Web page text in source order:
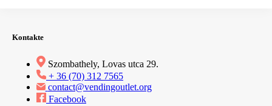
Kontakte
Szombathely, Lovas utca 29.
+ 36 (70) 312 7565
contact@vendingoutlet.org
Facebook